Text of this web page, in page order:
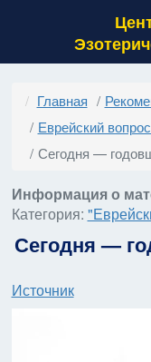
Главная
Еврейский
Сегодня —
Информация о
Категория:
Сегодня —
Источник